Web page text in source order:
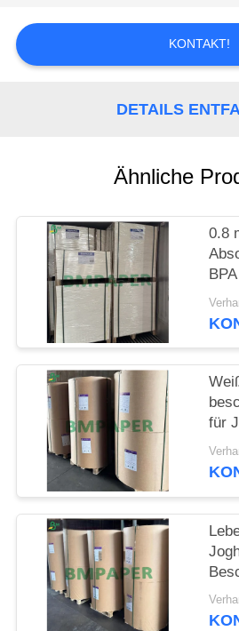
NACHRICHTEN
POLICY
KONTAKT!
DETAILS
Ähnliche
0.8
für
43 /